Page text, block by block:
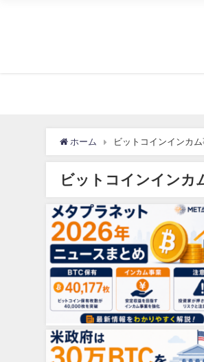
ホーム ビットコインインカ
ビットコインインカ